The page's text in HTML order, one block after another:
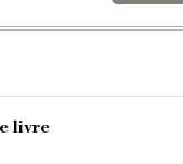
livre